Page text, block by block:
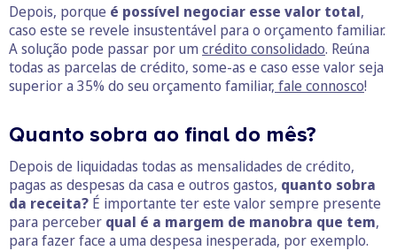
Depois, porque é possível negociar esse valor total,
caso este se revele insustentável para o orçamento familiar.
A solução pode passar por um crédito consolidado. Reúna
todas as parcelas de crédito, some-as e caso esse valor seja
superior a 35% do seu orçamento familiar, fale connosco!
Quanto sobra ao final do mês?
Depois de liquidadas todas as mensalidades de crédito,
pagas as despesas da casa e outros gastos, quanto sobra
da receita? É importante ter este valor sempre presente
para perceber qual é a margem de manobra que tem,
para fazer face a uma despesa inesperada, por exemplo.